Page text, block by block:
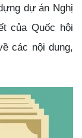
dự án Nghị
của Quốc hội
các nội dung,